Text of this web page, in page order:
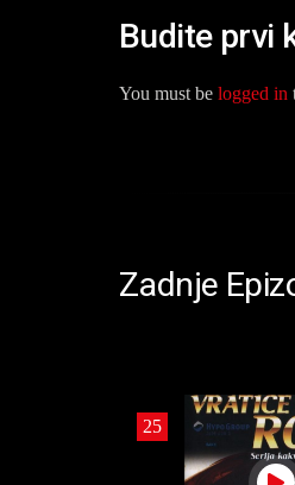
Budite prvi
You must be logged in
Zadnje
25